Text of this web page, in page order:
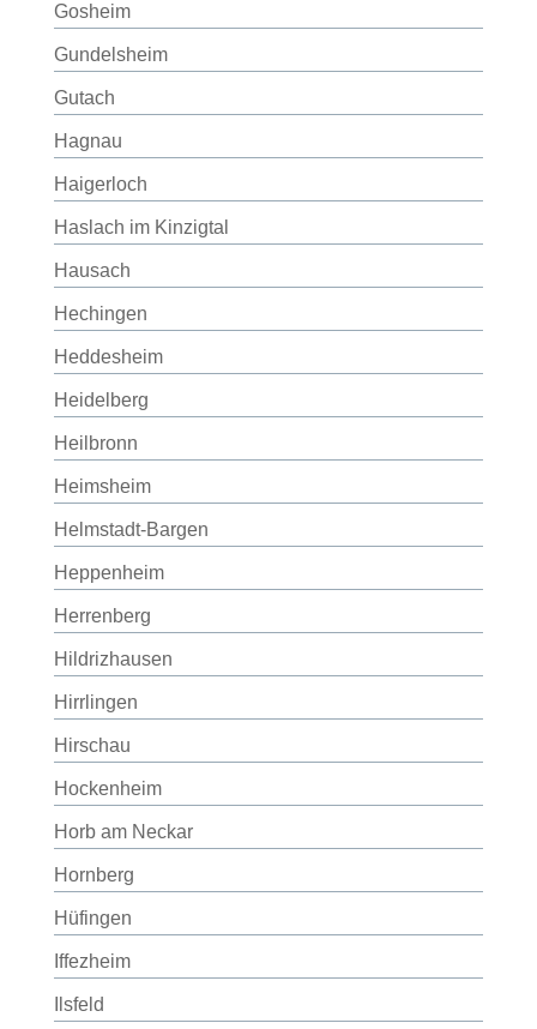
Gosheim
Gundelsheim
Gutach
Hagnau
Haigerloch
Haslach im Kinzigtal
Hausach
Hechingen
Heddesheim
Heidelberg
Heilbronn
Heimsheim
Helmstadt-Bargen
Heppenheim
Herrenberg
Hildrizhausen
Hirrlingen
Hirschau
Hockenheim
Horb am Neckar
Hornberg
Hüfingen
Iffezheim
Ilsfeld